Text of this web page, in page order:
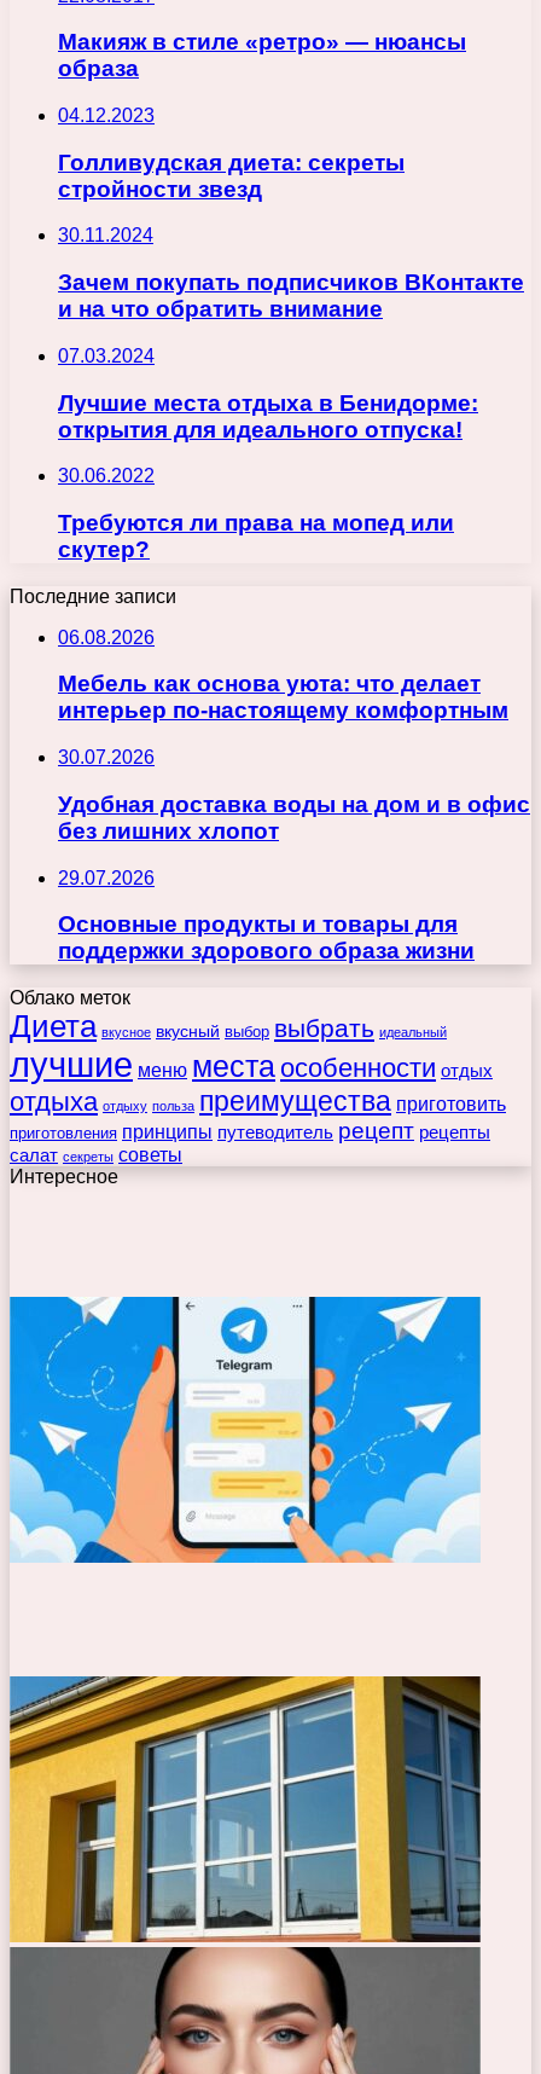
Макияж в стиле «ретро» — нюансы
образа
04.12.2023
Голливудская диета: секреты
стройности звезд
30.11.2024
Зачем покупать подписчиков ВКонтакте
и на что обратить внимание
07.03.2024
Лучшие места отдыха в Бенидорме:
открытия для идеального отпуска!
30.06.2022
Требуются ли права на мопед или
скутер?
Последние записи
06.08.2026
Мебель как основа уюта: что делает
интерьер по-настоящему комфортным
30.07.2026
Удобная доставка воды на дом и в офис
без лишних хлопот
29.07.2026
Основные продукты и товары для
поддержки здорового образа жизни
Облако меток
Диета вкусное вкусный выбор выбрать идеальный
лучшие меню места особенности отдых
отдыха отдыху польза преимущества приготовить
приготовления принципы путеводитель рецепт рецепты
салат секреты советы
Интересное